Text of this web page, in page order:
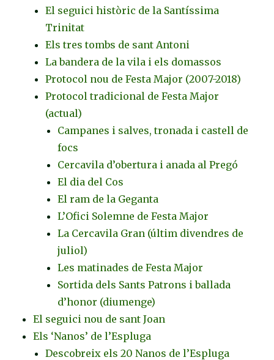
El seguici històric de la Santíssima
Trinitat
Els tres tombs de sant Antoni
La bandera de la vila i els domassos
Protocol nou de Festa Major (2007-2018)
Protocol tradicional de Festa Major
(actual)
Campanes i salves, tronada i castell de
focs
Cercavila d’obertura i anada al Pregó
El dia del Cos
El ram de la Geganta
L’Ofici Solemne de Festa Major
La Cercavila Gran (últim divendres de
juliol)
Les matinades de Festa Major
Sortida dels Sants Patrons i ballada
d’honor (diumenge)
El seguici nou de sant Joan
Els ‘Nanos’ de l’Espluga
Descobreix els 20 Nanos de l’Espluga